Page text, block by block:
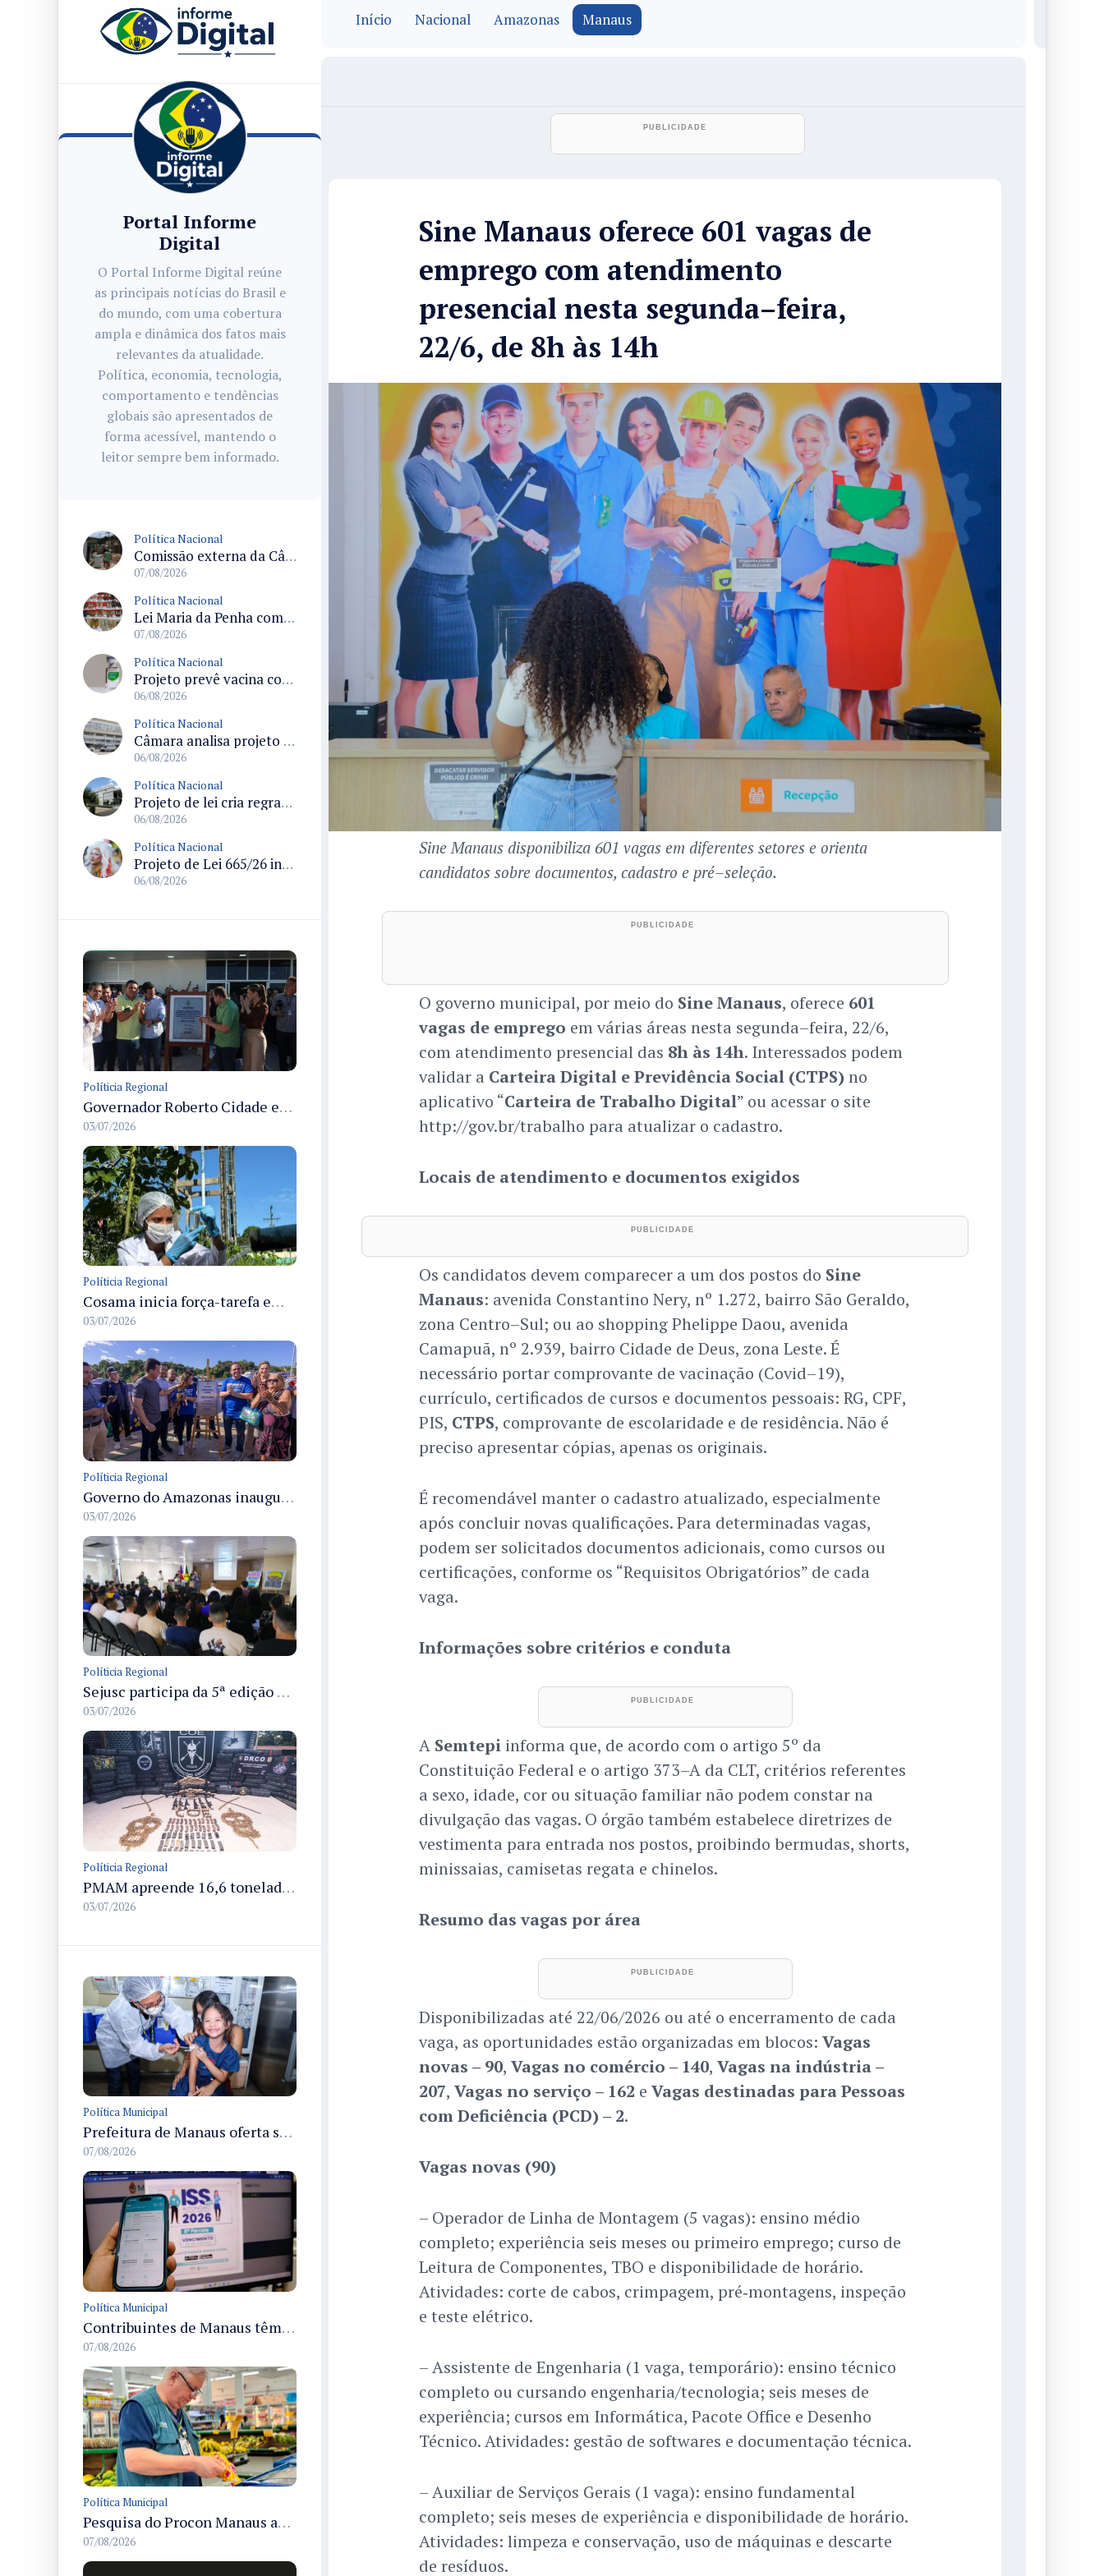
Portal Informe
Digital
O Portal Informe Digital reúne
as principais notícias do Brasil e
do mundo, com uma cobertura
ampla e dinâmica dos fatos mais
relevantes da atualidade.
Política, economia, tecnologia,
comportamento e tendências
globais são apresentados de
forma acessível, mantendo o
leitor sempre bem informado.
Política Nacional
Comissão externa da Câmara convoca audiência pública sobre chuvas na Zona da Mata de Minas Gerais e impactos em Juiz de Fora
07/08/2026
Política Nacional
Lei Maria da Penha completa 20 anos consolidada como norma de proteção e medidas protetivas no Brasil
07/08/2026
Política Nacional
Projeto prevê vacina contra HPV obrigatória e testes moleculares para rastreamento do câncer do colo do útero
06/08/2026
Política Nacional
Câmara analisa projeto que cria Política Nacional de Qualificação e Valorização da Preceptoria na Residência Médica
06/08/2026
Política Nacional
Projeto de lei cria regras para punir litigância abusiva reversa e integrar sistemas do Judiciário
06/08/2026
Política Nacional
Projeto de Lei 665/26 institui política nacional para prevenção ao transfeminicídio e prevê medidas de proteção e reparação
06/08/2026
Políticia Regional
Governador Roberto Cidade entrega readequação do ambulatório da FCecon e amplia capacidade de atendimento oncológico em Manaus
03/07/2026
Políticia Regional
Cosama inicia força-tarefa em Anamã para fortalecer abastecimento de água e segurança hídrica da população
03/07/2026
Políticia Regional
Governo do Amazonas inaugura primeiro Castramóvel Fluvial para atendimento veterinário às comunidades ribeirinhas e castração gratuita
03/07/2026
Políticia Regional
Sejusc participa da 5ª edição do Caminhos Literários com foco na cultura hip-hop nas unidades socioeducativas
03/07/2026
Políticia Regional
PMAM apreende 16,6 toneladas de entorpecentes e registra aumento nas prisões em flagrante e nas capturas de foragidos no primeiro semestre de 2026
03/07/2026
Política Municipal
Prefeitura de Manaus oferta segunda dose de reforço da vacina contra a poliomielite para crianças de 4 anos durante Campanha de Multivacinação 2026
07/08/2026
Política Municipal
Contribuintes de Manaus têm até 10/8 para quitar a oitava parcela do ISS Fixo 2026 com desconto disponível
07/08/2026
Política Municipal
Pesquisa do Procon Manaus aponta queda de 5,18% no valor médio da cesta básica em agosto
07/08/2026
Início Nacional Amazonas Manaus
Sine Manaus oferece 601 vagas de
emprego com atendimento
presencial nesta segunda–feira,
22/6, de 8h às 14h
Sine Manaus disponibiliza 601 vagas em diferentes setores e orienta
candidatos sobre documentos, cadastro e pré–seleção.
O governo municipal, por meio do Sine Manaus, oferece 601
vagas de emprego em várias áreas nesta segunda–feira, 22/6,
com atendimento presencial das 8h às 14h. Interessados podem
validar a Carteira Digital e Previdência Social (CTPS) no
aplicativo “Carteira de Trabalho Digital” ou acessar o site
http://gov.br/trabalho para atualizar o cadastro.
Locais de atendimento e documentos exigidos
Os candidatos devem comparecer a um dos postos do Sine
Manaus: avenida Constantino Nery, nº 1.272, bairro São Geraldo,
zona Centro–Sul; ou ao shopping Phelippe Daou, avenida
Camapuã, nº 2.939, bairro Cidade de Deus, zona Leste. É
necessário portar comprovante de vacinação (Covid–19),
currículo, certificados de cursos e documentos pessoais: RG, CPF,
PIS, CTPS, comprovante de escolaridade e de residência. Não é
preciso apresentar cópias, apenas os originais.
É recomendável manter o cadastro atualizado, especialmente
após concluir novas qualificações. Para determinadas vagas,
podem ser solicitados documentos adicionais, como cursos ou
certificações, conforme os “Requisitos Obrigatórios” de cada
vaga.
Informações sobre critérios e conduta
A Semtepiinforma que, de acordo com o artigo 5º da
Constituição Federal e o artigo 373–A da CLT, critérios referentes
a sexo, idade, cor ou situação familiar não podem constar na
divulgação das vagas. O órgão também estabelece diretrizes de
vestimenta para entrada nos postos, proibindo bermudas, shorts,
minissaias, camisetas regata e chinelos.
Resumo das vagas por área
Disponibilizadas até 22/06/2026 ou até o encerramento de cada
vaga, as oportunidades estão organizadas em blocos: Vagas
novas – 90, Vagas no comércio – 140, Vagas na indústria –
207, Vagas no serviço – 162 e Vagas destinadas para Pessoas
com Deficiência (PCD) – 2.
Vagas novas (90)
– Operador de Linha de Montagem (5 vagas): ensino médio
completo; experiência seis meses ou primeiro emprego; curso de
Leitura de Componentes, TBO e disponibilidade de horário.
Atividades: corte de cabos, crimpagem, pré‑montagens, inspeção
e teste elétrico.
– Assistente de Engenharia (1 vaga, temporário): ensino técnico
completo ou cursando engenharia/tecnologia; seis meses de
experiência; cursos em Informática, Pacote Office e Desenho
Técnico. Atividades: gestão de softwares e documentação técnica.
– Auxiliar de Serviços Gerais (1 vaga): ensino fundamental
completo; seis meses de experiência e disponibilidade de horário.
Atividades: limpeza e conservação, uso de máquinas e descarte
de resíduos.